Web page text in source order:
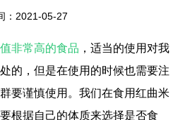
：2021-05-27
非常高的食品 ，适当的使用对我
的，但是在使用的时候也需要注
要谨慎使用。我们在食用红曲米
根据自己的体质来选择是否食